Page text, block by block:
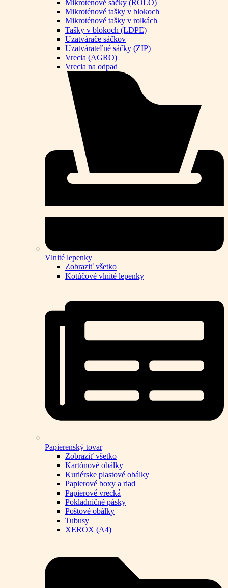
Mikroténové sáčky (ROLO)
Mikroténové tašky v blokoch
Mikroténové tašky v rolkách
Tašky v blokoch (LDPE)
Uzatvárače sáčkov
Uzatvárateľné sáčky (ZIP)
Vrecia (AGRO)
Vrecia na odpad
Vlnité lepenky
Zobraziť všetko
Kotúčové vlnité lepenky
Papierenský tovar
Zobraziť všetko
Kartónové obálky
Kuriérske plastové obálky
Papierové boxy a riad
Papierové vrecká
Pokladničné pásky
Poštové obálky
Tubusy
XEROX (A4)